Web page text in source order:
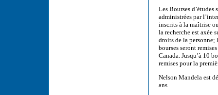
Les Bourses
administrées par
inscrits à la maîtrise
la recherche est axée
droits de la personne;
bourses seront
Canada. Jusqu’à 10
remises pour la
Nelson Mandela est
ans.